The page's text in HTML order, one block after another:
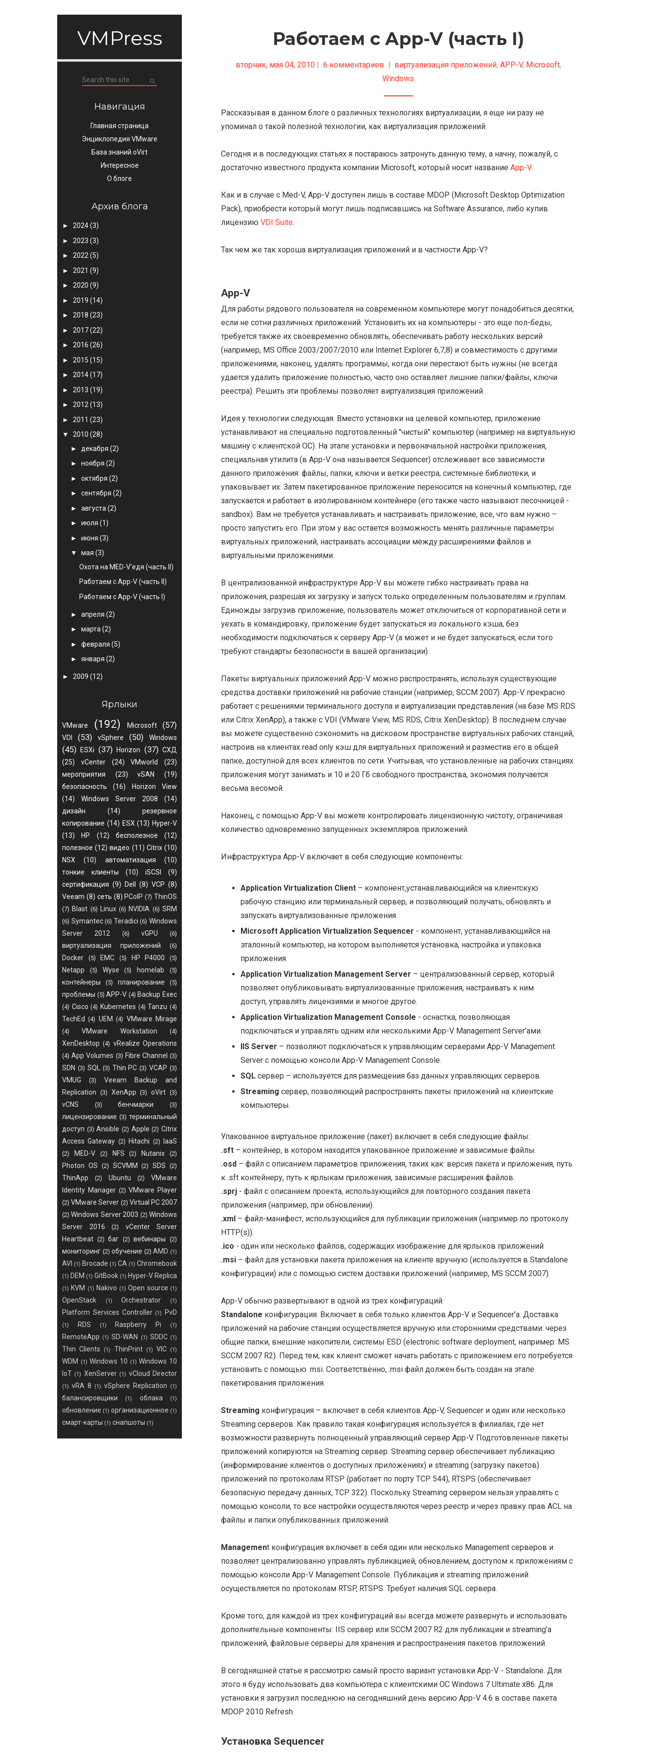
VMPress
Навигация
Главная страница
Энциклопедия VMware
База знаний oVirt
Интересное
О блоге
Архив блога
► 2024(3)
► 2023 (3)
► 2022 (5)
► 2021 (9)
► 2020 (9)
► 2019 (14)
► 2018 (23)
► 2017(22)
► 2016 (26)
► 2015 (15)
► 2014(17)
► 2013 (19)
► 2012 (13)
► 2011 (23)
▼ 2010 (28)
► декабря (2)
► ноября (2)
► октября (2)
► сентября (2)
► августа (2)
► июля (1)
► июня (3)
▼ мая (3)
Охота на MED-V'eдя (часть II)
Работаем с App-V (часть II)
Работаем с App-V (часть I)
► апреля (2)
► марта (2)
► февраля (5)
► января (2)
► 2009 (12)
Ярлыки
VMware (192) Microsoft (57)
VDI (53) vSphere (50) Windows
(45) ESXi (37) Horizon (37) СХД
(25)
vCenter (24) VMworld
(23)
мероприятия
(23) vSAN
(19)
безопасность
(16)
Horizon View
(14)
Windows Server 2008
(14)
дизайн
(14)
резервное
копирование (14) ESX (13) Hyper-V
(13)
HP (12) бесполезное
(12)
полезное (12) видео (11) Citrix (10)
NSX
(10) автоматизация
(10)
тонкие клиенты
(10) iSCSI
(9)
сертификация (9) Dell (8) VCP (8)
Veeam (8) сеть (8) PCoIP (7) ThinOS
(7) Blast (6) Linux (6) NVIDIA (6) SRM
(6) Symantec (6) Teradici (6) Windows
Server 2012
(6) vGPU (6)
виртуализация приложений (6)
Docker (5) EMC (5) HP P4000 (5)
Netapp (5) Wyse (5) homelab (5)
контейнеры (5) планирование (5)
проблемы (5) APP-V (4) Backup Exec
(4) Cisco (4) Kubernetes (4) Tanzu (4)
TechEd (4) UEM (4) VMware Mirage
(4) VMware Workstation (4)
XenDesktop (4) vRealize Operations
(4) App Volumes (3) Fibre Channel (3)
SDN (3) SQL (3) Thin PC (3) VCAP (3)
VMUG (3)
Veeam Backup and
Replication (3) XenApp (3) oVirt (3)
vCNS (3) бенчмарки (3)
лицензирование (3) терминальный
доступ (3) Ansible (2) Apple (2) Citrix
Access Gateway (2) Hitachi (2) IaaS
(2) MED-V (2) NFS (2) Nutanix (2)
Photon OS (2) SCVMM (2) SDS (2)
ThinApp (2) Ubuntu (2)
VMware
Identity Manager (2) VMware Player
(2) VMware Server (2) Virtual PC 2007
(2) Windows Server 2003 (2) Windows
Server 2016
(2)
vCenter Server
Heartbeat (2) баг (2) вебинары (2)
мониторинг (2) обучение (2) AMD (1)
AVI (1) Brocade (1) CA (1) Chromebook
(1) DEM (1) GitBook (1) Hyper-V Replica
(1) KVM (1) Nakivo (1) Open source (1)
OpenStack (1) Orchestrator (1)
Platform Services Controller (1) PvD
(1) RDS (1) Raspberry Pi (1)
RemoteApp (1) SD-WAN (1) SDDC (1)
Thin Clients (1) ThinPrint (1) VIC (1)
WDM (1) Windows 10 (1) Windows 10
IoT (1) XenServer (1) vCloud Director
(1) vRA 8 (1) vSphere Replication (1)
балансировщики (1) облака (1)
обновление (1) организационное (1)
смарт-карты (1) снапшоты (1)
Работаем с App-V (часть I)
вторник, мая 04, 2010| 6 комментариев | виртуализация приложений, APP-V, Microsoft,
Windows
Рассказывая в данном блоге о различных технологиях виртуализации, я еще ни разу не
упоминал о такой полезной технологии, как виртуализация приложений.
Сегодня и в последующих статьях я постараюсь затронуть данную тему, а начну, пожалуй, с
достаточно известного продукта компании Microsoft, который носит название App-V.
Как и в случае с Med-V, App-V доступен лишь в составе MDOP (Microsoft Desktop Optimization
Pack), приобрести который могут лишь подписавшись на Software Assurance, либо купив
лицензию VDI Suite.
Так чем же так хороша виртуализация приложений и в частности App-V?
App-V
Для работы рядового пользователя на современном компьютере могут понадобиться десятки,
если не сотни различных приложений. Установить их на компьютеры - это еще пол-беды,
требуется также их своевременно обновлять, обеспечивать работу нескольких версий
(например, MS Office 2003/2007/2010 или Internet Explorer 6,7,8) и совместимость с другими
приложениями, наконец, удалять программы, когда они перестают быть нужны (не всегда
удается удалить приложение полностью, часто оно оставляет лишние папки/файлы, ключи
реестра). Решить эти проблемы позволяет виртуализация приложений.
Идея у технологии следующая. Вместо установки на целевой компьютер, приложение
устанавливают на специально подготовленный "чистый" компьютер (например на виртуальную
машину с клиентской ОС). На этапе установки и первоначальной настройки приложения,
специальная утилита (в App-V она называется Sequencer) отслеживает все зависимости
данного приложения: файлы, папки, ключи и ветки реестра, системные библиотеки, и
упаковывает их. Затем пакетированное приложение переносится на конечный компьютер, где
запускается и работает в изолированном контейнере (его также часто называют песочницей -
sandbox). Вам не требуется устанавливать и настраивать приложение, все, что вам нужно –
просто запустить его. При этом у вас остается возможность менять различные параметры
виртуальных приложений, настраивать ассоциации между расширениями файлов и
виртуальными приложениями.
В централизованной инфраструктуре App-V вы можете гибко настраивать права на
приложения, разрешая их загрузку и запуск только определенным пользователям и группам.
Единожды загрузив приложение, пользователь может отключиться от корпоративной сети и
уехать в командировку, приложение будет запускаться из локального кэша, без
необходимости подключаться к серверу App-V (а может и не будет запускаться, если того
требуют стандарты безопасности в вашей организации).
Пакеты виртуальных приложений App-V можно распространять, используя существующие
средства доставки приложений на рабочие станции (например, SCCM 2007). App-V прекрасно
работает с решениями терминального доступа и виртуализации представления (на базе MS RDS
или Citrix XenApp), а также с VDI (VMware View, MS RDS, Citrix XenDesktop). В последнем случае
вы можете существенно сэкономить на дисковом пространстве виртуальных рабочих станций,
настроив на клиентах read only кэш для виртуальных приложений и разместив его в общей
папке, доступной для всех клиентов по сети. Учитывая, что установленные на рабочих станциях
приложения могут занимать и 10 и 20 Гб свободного пространства, экономия получается
весьма весомой.
Наконец, с помощью App-V вы можете контролировать лицензионную чистоту, ограничивая
количество одновременно запущенных экземпляров приложений.
Инфраструктура App-V включает в себя следующие компоненты:
Application Virtualization Client– компонент,устанавливающийся на клиентскую
рабочую станцию или терминальный сервер, и позволяющий получать, обновлять и
запускать виртуализованные приложения.
Microsoft Application Virtualization Sequencer - компонент, устанавливающийся на
эталонный компьютер, на котором выполняется установка, настройка и упаковка
приложения.
Application Virtualization Management Server – централизованный сервер, который
позволяет опубликовывать виртуализованные приложения, настраивать к ним
доступ, управлять лицензиями и многое другое.
Application Virtualization Management Console - оснастка, позволяющая
подключаться и управлять одним или несколькими App-V Management Server'ами.
IIS Server – позволяют подключаться к управляющим серверами App-V Management
Server с помощью консоли App-V Management Console.
SQLсервер – используется для размещения баз данных управляющих серверов.
Streaming сервер, позволяющий распространять пакеты приложений на клиентские
компьютеры.
Упакованное виртуальное приложение (пакет) включает в себя следующие файлы:
.sft– контейнер, в котором находится упакованное приложение и зависимые файлы.
.osd– файл с описанием параметров приложения, таких как: версия пакета и приложения, путь
к .sft контейнеру, путь к ярлыкам приложения, зависимые расширения файлов.
.sprj- файл с описанием проекта, использующийся для повторного создания пакета
приложения (например, при обновлении).
.xml– файл-манифест, использующийся для публикации приложения (например по протоколу
HTTP(s)).
.ico - один или несколько файлов, содержащих изображение для ярлыков приложений
.msi– файл для установки пакета приложения на клиенте вручную (используется в Standalone
конфигурации) или с помощью систем доставки приложений (например, MS SCCM 2007).
App-V обычно развертывают в одной из трех конфигураций:
Standalone конфигурация. Включает в себя только клиентов App-V и Sequencer’а. Доставка
приложений на рабочие станции осуществляется вручную или сторонними средствами: через
общие папки, внешние накопители, системы ESD (electronic software deployment, например: MS
SCCM 2007 R2). Перед тем, как клиент сможет начать работать с приложением его потребуется
установить с помощью .msi. Соответственно, .msi файл должен быть создан на этапе
пакетирования приложения.
Streaming конфигурация – включает в себя клиентов App-V, Sequencer и один или несколько
Streaming серверов. Как правило такая конфигурация используется в филиалах, где нет
возможности развернуть полноценный управляющий сервер App-V. Подготовленные пакеты
приложений копируются на Streaming сервер. Streaming сервер обеспечивает публикацию
(информирование клиентов о доступных приложениях) и streaming (загрузку пакетов)
приложений по протоколам RTSP (работает по порту TCP 544), RTSPS (обеспечивает
безопасную передачу данных, TCP 322). Поскольку Streaming сервером нельзя управлять с
помощью консоли, то все настройки осуществляются через реестр и через правку прав ACL на
файлы и папки опубликованных приложений.
Management конфигурация включает в себя один или несколько Management серверов и
позволяет централизованно управлять публикацией, обновлением, доступом к приложениям с
помощью консоли App-V Management Console. Публикация и streaming приложений
осуществляется по протоколам RTSP, RTSPS. Требует наличия SQL сервера.
Кроме того, для каждой из трех конфигураций вы всегда можете развернуть и использовать
дополнительные компоненты: IIS сервер или SCCM 2007 R2 для публикации и streaming'а
приложений, файловые серверы для хранения и распространения пакетов приложений.
В сегодняшней статье я рассмотрю самый просто вариант установки App-V - Standalone. Для
этого я буду использовать два компьютера с клиентскими ОС Windows 7 Ultimate x86. Для
установки я загрузил последнюю на сегодняшний день версию App-V 4.6 в составе пакета
MDOP 2010 Refresh.
Установка Sequencer